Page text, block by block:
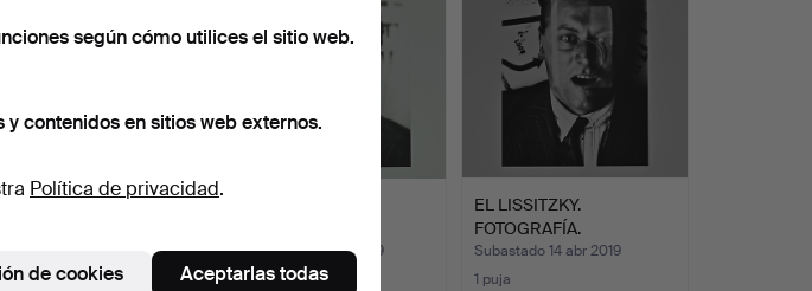
WILLIAM ANASTASI.
Subastado 30 abr 2019
1 puja
EL LISSITZKY.
FOTOGRAFÍA.
Subastado 14 abr 2019
1 puja
según cómo utilices el sitio web.
contenidos en sitios web externos.
Política de privacidad.
de cookies Aceptarlas todas